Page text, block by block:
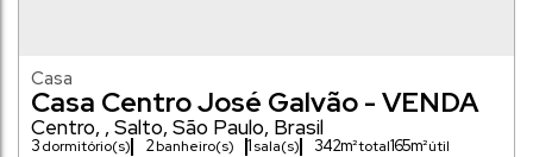
Casa Centro José Galvão - VENDA
Casa
Centro , Salto, São Paulo, Brasil
3dormitório(s) 2banheiro(s) 1sala(s) 342m² 165m²